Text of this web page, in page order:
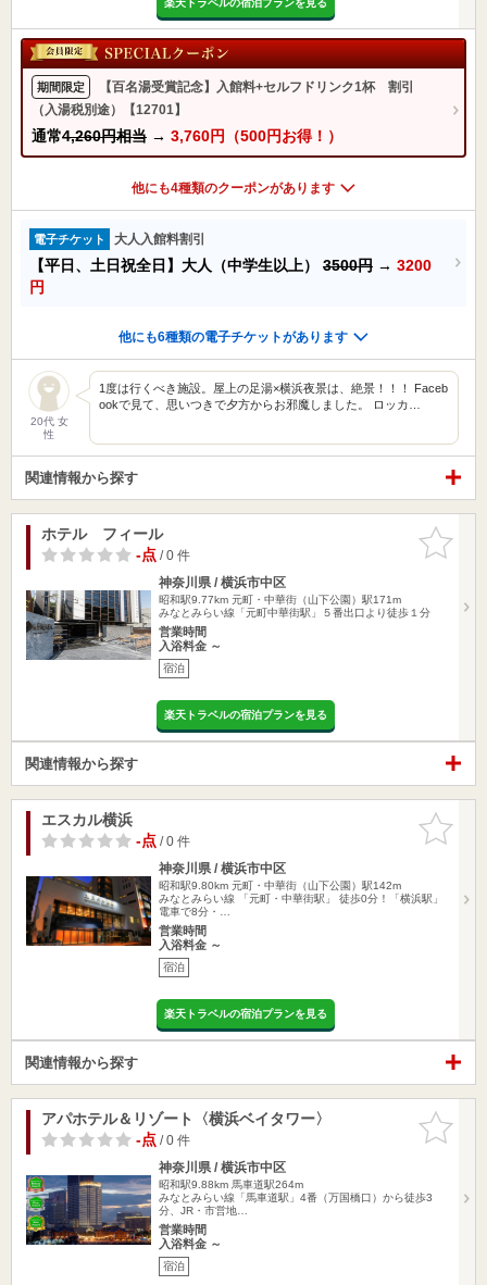
楽天トラベルの宿泊プランを見る
期間限定
【百名湯受賞記念】入館料+セルフドリンク1杯 割引
（入湯税別途）【12701】
通常4,260円相当 → 3,760円（500円お得！）
他にも4種類のクーポンがあります
電子チケット 大人入館料割引
【平日、土日祝全日】大人（中学生以上） 3500円 → 3200
円
他にも6種類の電子チケットがあります
20代 女
性
1度は行くべき施設。屋上の足湯×横浜夜景は、絶景！！！ Faceb
ookで見て、思いつきで夕方からお邪魔しました。 ロッカ…
関連情報から探す
お気に入
りに追加
ホテル フィール
-点/ 0 件
神奈川県 / 横浜市中区
昭和駅9.77km 元町・中華街（山下公園）駅171m
みなとみらい線「元町中華街駅」５番出口より徒歩１分
営業時間
入浴料金 ～
宿泊
楽天トラベルの宿泊プランを見る
関連情報から探す
お気に入
りに追加
エスカル横浜
-点/ 0 件
神奈川県 / 横浜市中区
昭和駅9.80km 元町・中華街（山下公園）駅142m
みなとみらい線 「元町・中華街駅」 徒歩0分！「横浜駅」
電車で8分・…
営業時間
入浴料金 ～
宿泊
楽天トラベルの宿泊プランを見る
関連情報から探す
お気に入
りに追加
アパホテル＆リゾート〈横浜ベイタワー〉
-点/ 0 件
神奈川県 / 横浜市中区
昭和駅9.88km 馬車道駅264m
みなとみらい線「馬車道駅」4番（万国橋口）から徒歩3
分、JR・市営地…
営業時間
入浴料金 ～
宿泊